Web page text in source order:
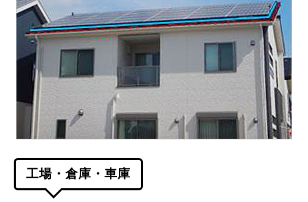
工場・倉庫・車庫